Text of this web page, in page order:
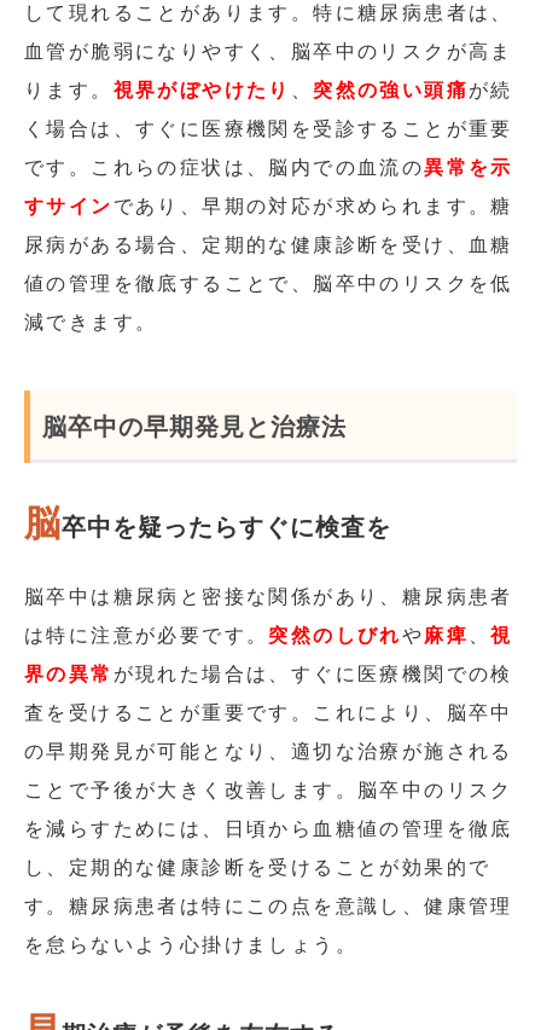
して現れることがあります。特に糖尿病患者は、
血管が脆弱になりやすく、脳卒中のリスクが高ま
ります。 視界がぼやけたり 突然の強い頭痛が続
く場合は、すぐに医療機関を受診することが重要
です。これらの症状は、脳内での血流の異常を示
すサイン であり、早期の対応が求められます。糖
尿病がある場合、定期的な健康診断を受け、血糖
値の管理を徹底することで、脳卒中のリスクを低
減できます。
脳卒中の早期発見と治療法
脳卒中を疑ったらすぐに検査を
脳卒中は糖尿病と密接な関係があり、糖尿病患者
は特に注意が必要です。 突然のしびれや麻痺 、視
界の異常 が現れた場合は、すぐに医療機関での検
査を受けることが重要です。これにより、脳卒中
の早期発見が可能となり、適切な治療が施される
ことで予後が大きく改善します。脳卒中のリスク
を減らすためには、日頃から血糖値の管理を徹底
し、定期的な健康診断を受けることが効果的で
す。糖尿病患者は特にこの点を意識し、健康管理
を怠らないよう心掛けましょう。